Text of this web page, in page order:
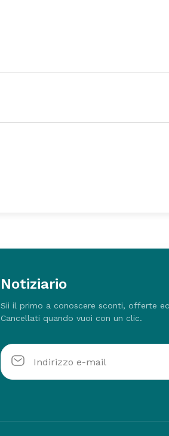
Notiziario
Sii il primo a conoscere sconti, offerte
Cancellati quando vuoi con un clic.